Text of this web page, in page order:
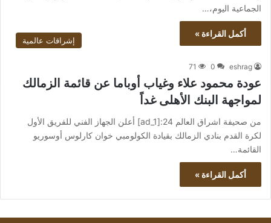
الجماعية اليوم،…
أكمل القراءة »
إشراقات عالمية
eshrag
0
71
عودة محمود علاء وغياب أوباما عن قائمة الزمالك
لمواجهة البنك الأهلى غداً
من صحيفة اشراق العالم 24:[ad_1] أعلن الجهاز الفني للفريق الأول
لكرة القدم بنادي الزمالك بقيادة الكولومبي خوان كارلوس أوسوريو
القائمة…
أكمل القراءة »